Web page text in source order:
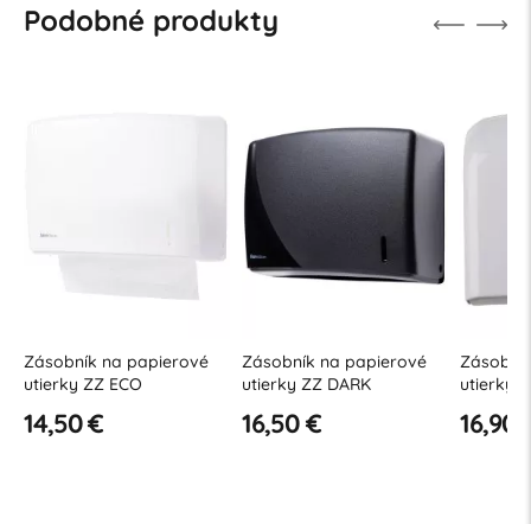
Podobné produkty
Zásobník na papierové
utierky ZZ ECO
14,50 €
Zásobník na papierové
utierky ZZ DARK
16,50 €
utierky
16,90